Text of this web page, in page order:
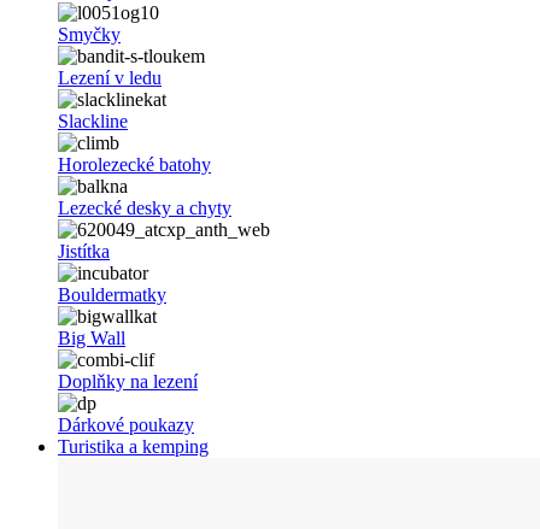
Smyčky
Lezení v ledu
Slackline
Horolezecké batohy
Lezecké desky a chyty
Jistítka
Bouldermatky
Big Wall
Doplňky na lezení
Dárkové poukazy
Turistika a kemping